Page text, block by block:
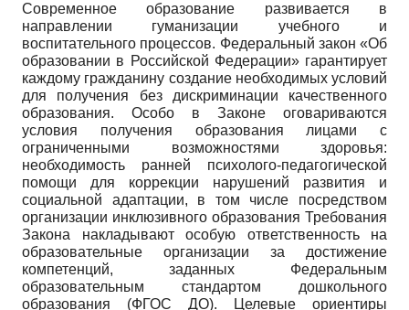
Современное образование развивается в
направлении гуманизации учебного и
воспитательного процессов. Федеральный закон «Об
образовании в Российской Федерации» гарантирует
каждому гражданину создание необходимых условий
для получения без дискриминации качественного
образования. Особо в Законе оговариваются
условия получения образования лицами с
ограниченными возможностями здоровья:
необходимость ранней психолого-педагогической
помощи для коррекции нарушений развития и
социальной адаптации, в том числе посредством
организации инклюзивного образования Требования
Закона накладывают особую ответственность на
образовательные организации за достижение
компетенций, заданных Федеральным
образовательным стандартом дошкольного
образования (ФГОС ДО). Целевые ориентиры